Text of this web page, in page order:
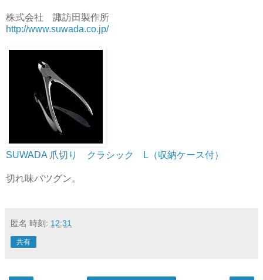
株式会社 諏訪田製作所
http://www.suwada.co.jp/
SUWADA 爪切り クラシック L（収納ケース付）
切れ味バツグン。
匿名 時刻: 12:31
共有